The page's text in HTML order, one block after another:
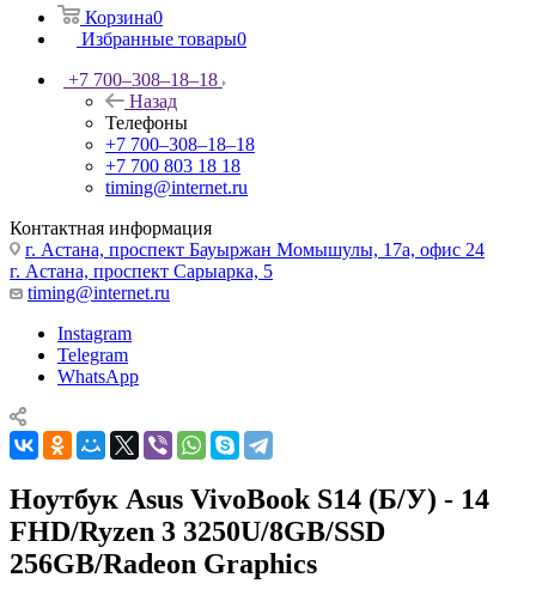
Корзина0
Избранные товары0
+7 700‒308‒18‒18
Назад
Телефоны
+7 700‒308‒18‒18
+7 700 803 18 18
timing@internet.ru
Контактная информация
г. Астана, проспект Бауыржан Момышулы, 17а, офис 24
г. Астана, проспект Сарыарка, 5
timing@internet.ru
Instagram
Telegram
WhatsApp
Ноутбук Asus VivoBook S14 (Б/У) - 14
FHD/Ryzen 3 3250U/8GB/SSD
256GB/Radeon Graphics